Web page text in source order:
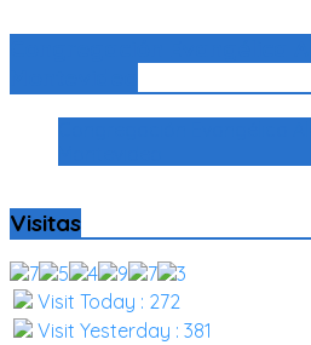
Visitas
Visit Today : 272
Visit Yesterday : 381